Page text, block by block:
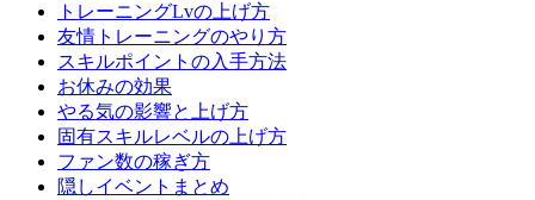
トレーニングLvの上げ方
友情トレーニングのやり方
スキルポイントの入手方法
お休みの効果
やる気の影響と上げ方
固有スキルレベルの上げ方
ファン数の稼ぎ方
隠しイベントまとめ